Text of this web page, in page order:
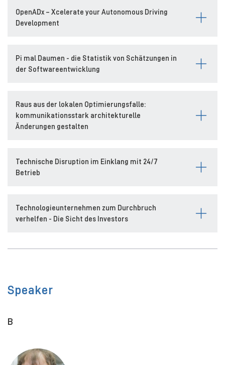
OpenADx – Xcelerate your Autonomous Driving
Development
Pi mal Daumen - die Statistik von Schätzungen in
der Softwareentwicklung
Raus aus der lokalen Optimierungsfalle:
kommunikationsstark architekturelle
Änderungen gestalten
Technische Disruption im Einklang mit 24/7
Betrieb
Technologieunternehmen zum Durchbruch
verhelfen - Die Sicht des Investors
Speaker
B